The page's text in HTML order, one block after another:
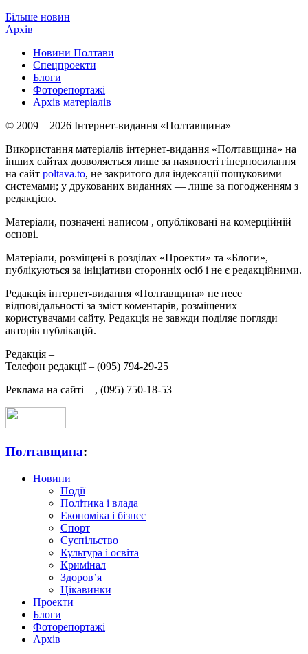
Більше новин
Архів
Новини Полтави
Спецпроекти
Блоги
Фоторепортажі
Архів матеріалів
© 2009 – 2026 Інтернет-видання «Полтавщина»
Використання матеріалів інтернет-видання «Полтавщина» на
інших сайтах дозволяється лише за наявності гіперпосилання
на сайт poltava.to, не закритого для індексації пошуковими
системами; у друкованих виданнях — лише за погодженням з
редакцією.
Матеріали, позначені написом , опубліковані на комерційній
основі.
Матеріали, розміщені в розділах «Проекти» та «Блоги»,
публікуються за ініціативи сторонніх осіб і не є редакційними.
Редакція інтернет-видання «Полтавщина» не несе
відповідальності за зміст коментарів, розміщених
користувачами сайту. Редакція не завжди поділяє погляди
авторів публікацій.
Редакція –
Телефон редакції – (095) 794-29-25
Реклама на сайті – , (095) 750-18-53
Полтавщина:
Новини
Події
Політика і влада
Економіка і бізнес
Спорт
Суспільство
Культура і освіта
Кримінал
Здоров’я
Цікавинки
Проекти
Блоги
Фоторепортажі
Архів